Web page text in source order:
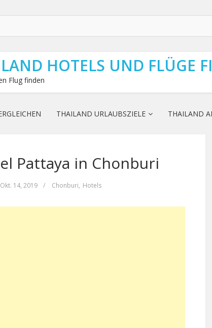
HOTELS UND FLÜGE
Flug finden
THAILAND URLAUBSZIELE THAILAND
Pattaya in Chonburi
Okt. 14, 2019 / Chonburi, Hotels